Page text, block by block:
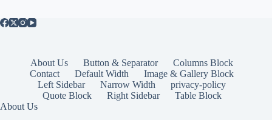
About Us Button & Separator
Columns Block
Contact
Default Width
Image & Gallery Block
Left Sidebar
Narrow Width
privacy-policy
Quote Block
Right Sidebar
Table Block
About Us